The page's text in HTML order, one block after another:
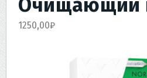
Очищающий
1250,00₽